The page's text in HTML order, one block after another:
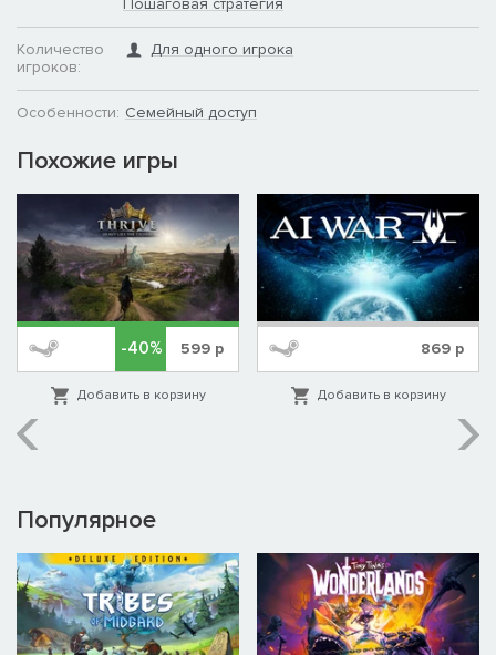
Количество
игроков:
Для одного игрока
Особенности: Семейный доступ
Похожие игры
-40% 599 р
Добавить в корзину
869 р
Добавить в корзину
Популярное